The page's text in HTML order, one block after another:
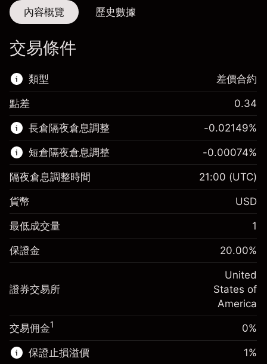
內容概覽 歷史數據
交易條件
類型
該金融市場可進行差價合約交易。
了解更多：
差價合約
差價合約
點差 0.34
長倉隔夜倉息調整
保證金。您的投資 $1,000.00
隔夜倉息
-0.021485
%
(-$1.07)
來自杠杆的資金 - 美元（大約值）
$4,000.00
前往平台
-0.02149%
短倉隔夜倉息調整
保證金。您的投資 $1,000.00
隔夜倉息
-0.000738
%
(-$0.04)
來自杠杆的資金 - 美元（大約值）$4,000.00
前往平台
-0.00074%
隔夜倉息調整時間 21:00 (UTC)
貨幣 USD
最低成交量 1
保證金 20.00%
證券交易所
United
States of
America
交易佣金1 0%
保證止損溢價 1%